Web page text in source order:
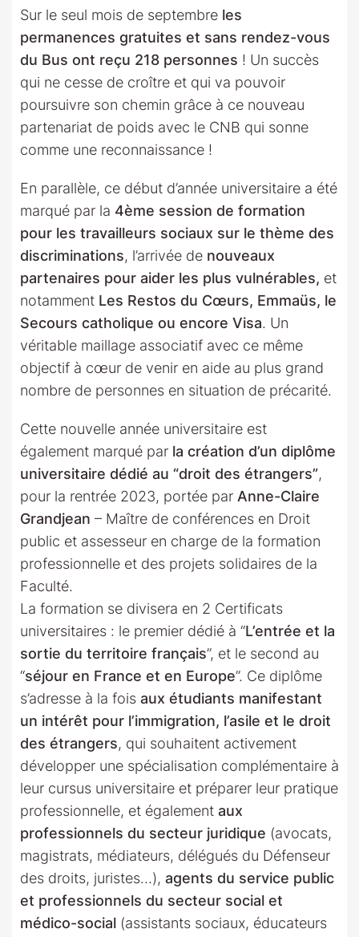
Sur le seul mois de septembre les
permanences gratuites et sans rendez-vous
du Bus ont reçu 218 personnes ! Un succès
qui ne cesse de croître et qui va pouvoir
poursuivre son chemin grâce à ce nouveau
partenariat de poids avec le CNB qui sonne
comme une reconnaissance !
En parallèle, ce début d’année universitaire a été
marqué par la 4ème session de formation
pour les travailleurs sociaux sur le thème des
discriminations, l’arrivée de nouveaux
partenaires pour aider les plus vulnérables, et
notamment Les Restos du Cœurs, Emmaüs, le
Secours catholique ou encore Visa. Un
véritable maillage associatif avec ce même
objectif à cœur de venir en aide au plus grand
nombre de personnes en situation de précarité.
Cette nouvelle année universitaire est
également marqué par la création d’un diplôme
universitaire dédié au “droit des étrangers”,
pour la rentrée 2023, portée par Anne-Claire
Grandjean – Maître de conférences en Droit
public et assesseur en charge de la formation
professionnelle et des projets solidaires de la
Faculté.
La formation se divisera en 2 Certificats
universitaires : le premier dédié à “L’entrée et la
sortie du territoire français”, et le second au
“séjour en France et en Europe”. Ce diplôme
s’adresse à la fois aux étudiants manifestant
un intérêt pour l’immigration, l’asile et le droit
des étrangers, qui souhaitent activement
développer une spécialisation complémentaire à
leur cursus universitaire et préparer leur pratique
professionnelle, et également aux
professionnels du secteur juridique (avocats,
magistrats, médiateurs, délégués du Défenseur
des droits, juristes…), agents du service public
et professionnels du secteur social et
médico-social (assistants sociaux, éducateurs